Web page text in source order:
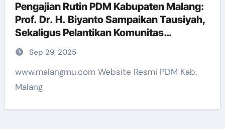
Pengajian Rutin PDM Kabupaten Malang:
Prof. Dr. H. Biyanto Sampaikan Tausiyah,
Sekaligus Pelantikan Komunitas
Bikersmu
Sep 29, 2025
www.malangmu.com Website Resmi PDM Kab.
Malang